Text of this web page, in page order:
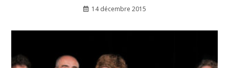
14 décembre 2015